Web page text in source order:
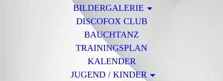
BILDERGALERIE
DISCOFOX CLUB
BAUCHTANZ
TRAININGSPLAN
KALENDER
JUGEND / KINDER